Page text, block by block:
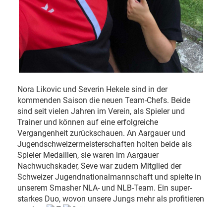
Nora Likovic und Severin Hekele sind in der
kommenden Saison die neuen Team-Chefs. Beide
sind seit vielen Jahren im Verein, als Spieler und
Trainer und können auf eine erfolgreiche
Vergangenheit zurückschauen. An Aargauer und
Jugendschweizermeisterschaften holten beide als
Spieler Medaillen, sie waren im Aargauer
Nachwuchskader, Seve war zudem Mitglied der
Schweizer Jugendnationalmannschaft und spielte in
unserem Smasher NLA- und NLB-Team. Ein super-
starkes Duo, wovon unsere Jungs mehr als profitieren